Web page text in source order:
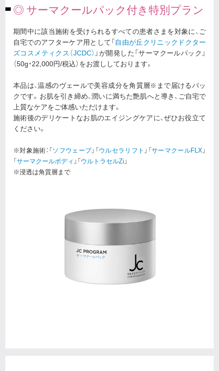
◎ サーマクールパック付き特別プラン
期間中に該当施術を受けられるすべての患者さまを対象に、ご
自宅でのアフターケア用として「自由が丘クリニックドクター
ズコスメティクス（JCDC） 」が開発した「サーマクールパック」
（50g・22,000円/税込）をお渡ししております。
本品は、温感のヴェールで美容成分を角質層※ まで届けるパッ
クです。お肌を引き締め、潤いに満ちた艶肌へと導き、ご自宅で
上質なケアをご体感いただけます。
施術後のデリケートなお肌のエイジングケアに、ぜひお役立て
ください。
※対象施術：「ソフウェーブ」「ウルセラリフト 」「サーマクールFLX 」
「サーマクールボディ 」「ウルトラセルZi 」
※浸透は角質層まで